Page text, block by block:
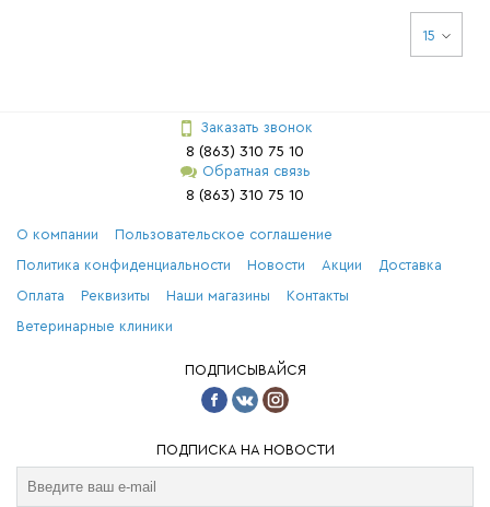
15
Заказать звонок
8 (863) 310 75 10
Обратная связь
8 (863) 310 75 10
О компании Пользовательское соглашение
Политика конфиденциальности Новости Акции Доставка
Оплата Реквизиты Наши магазины Контакты
Ветеринарные клиники
ПОДПИСЫВАЙСЯ
ПОДПИСКА НА НОВОСТИ